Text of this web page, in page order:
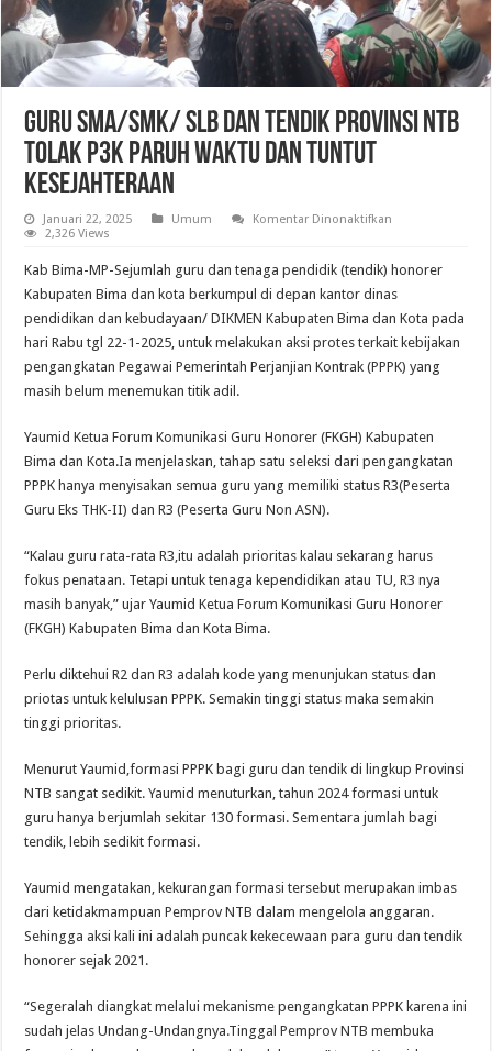
Guru SMA/SMK/ SLB dan Tendik Provinsi NTB
Tolak P3K Paruh Waktu dan Tuntut
Kesejahteraan
Januari 22, 2025 Umum Komentar Dinonaktifkan
SLB
dan
Tendik
Provinsi
NTB
P3K
Paruh
Waktu
2,326 Views
Kab Bima-MP-Sejumlah guru dan tenaga pendidik (tendik) honorer
Kabupaten Bima dan kota berkumpul di depan kantor dinas
pendidikan dan kebudayaan/ DIKMEN Kabupaten Bima dan Kota pada
hari Rabu tgl 22-1-2025, untuk melakukan aksi protes terkait kebijakan
pengangkatan Pegawai Pemerintah Perjanjian Kontrak (PPPK) yang
masih belum menemukan titik adil.
Yaumid Ketua Forum Komunikasi Guru Honorer (FKGH) Kabupaten
Bima dan Kota.Ia menjelaskan, tahap satu seleksi dari pengangkatan
PPPK hanya menyisakan semua guru yang memiliki status R3(Peserta
Guru Eks THK-II) dan R3 (Peserta Guru Non ASN).
“Kalau guru rata-rata R3,itu adalah prioritas kalau sekarang harus
fokus penataan. Tetapi untuk tenaga kependidikan atau TU, R3 nya
masih banyak,” ujar Yaumid Ketua Forum Komunikasi Guru Honorer
(FKGH) Kabupaten Bima dan Kota Bima.
Perlu diktehui R2 dan R3 adalah kode yang menunjukan status dan
priotas untuk kelulusan PPPK. Semakin tinggi status maka semakin
tinggi prioritas.
Menurut Yaumid,formasi PPPK bagi guru dan tendik di lingkup Provinsi
NTB sangat sedikit. Yaumid menuturkan, tahun 2024 formasi untuk
guru hanya berjumlah sekitar 130 formasi. Sementara jumlah bagi
tendik, lebih sedikit formasi.
Yaumid mengatakan, kekurangan formasi tersebut merupakan imbas
dari ketidakmampuan Pemprov NTB dalam mengelola anggaran.
Sehingga aksi kali ini adalah puncak kekecewaan para guru dan tendik
honorer sejak 2021.
“Segeralah diangkat melalui mekanisme pengangkatan PPPK karena ini
sudah jelas Undang-Undangnya.Tinggal Pemprov NTB membuka